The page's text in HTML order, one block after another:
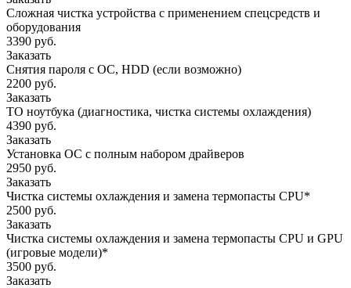
Сложная чистка устройства с применением спецсредств и
оборудования
3390 руб.
Заказать
Снятия пароля с OC, HDD (если возможно)
2200 руб.
Заказать
ТО ноутбука (диагностика, чистка системы охлаждения)
4390 руб.
Заказать
Установка ОС с полным набором драйверов
2950 руб.
Заказать
Чистка системы охлаждения и замена термопасты CPU*
2500 руб.
Заказать
Чистка системы охлаждения и замена термопасты CPU и GPU
(игровые модели)*
3500 руб.
Заказать